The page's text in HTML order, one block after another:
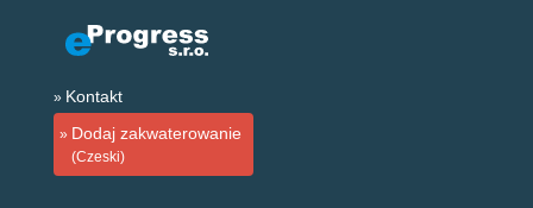
Kontakt
Dodaj zakwaterowanie
(Czeski)